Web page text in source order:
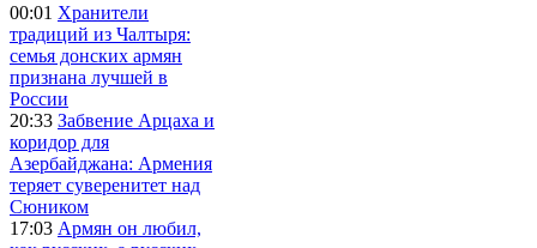
00:01 Хранители
традиций из Чалтыря:
семья донских армян
признана лучшей в
России
20:33 Забвение Арцаха и
коридор для
Азербайджана: Армения
теряет суверенитет над
Сюником
17:03 Армян он любил,